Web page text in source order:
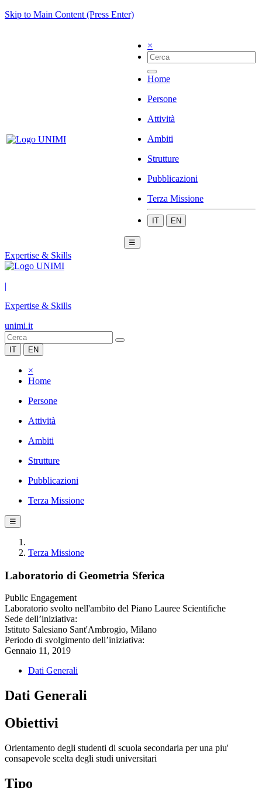
Skip to Main Content (Press Enter)
×
Home
Persone
Attività
Ambiti
Strutture
Pubblicazioni
Terza Missione
IT EN
☰
Expertise & Skills
|
Expertise & Skills
unimi.it
IT EN
×
Home
Persone
Attività
Ambiti
Strutture
Pubblicazioni
Terza Missione
☰
Terza Missione
Laboratorio di Geometria Sferica
Public Engagement
Laboratorio svolto nell'ambito del Piano Lauree Scientifiche
Sede dell’iniziativa:
Istituto Salesiano Sant'Ambrogio, Milano
Periodo di svolgimento dell’iniziativa:
Gennaio 11, 2019
Dati Generali
Dati Generali
Obiettivi
Orientamento degli studenti di scuola secondaria per una piu'
consapevole scelta degli studi universitari
Tipo